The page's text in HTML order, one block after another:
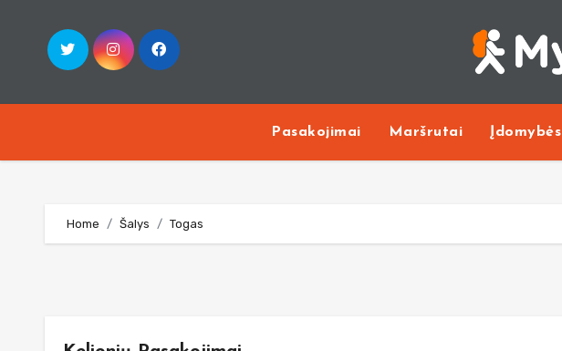
content
Pasakojimai Maršrutai Įdomybės
Home Šalys Togas